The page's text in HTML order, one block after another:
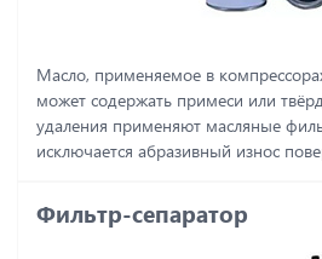
Масло, применяемое в
может содержать примеси или
удаления применяют масляные
исключается абразивный износ
Фильтр-сепаратор